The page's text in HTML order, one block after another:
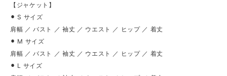
【ジャケット】
⚫︎ S サイズ
肩幅 ／ バスト ／ 袖丈 ／ ウエスト ／ ヒップ ／ 着丈
⚫︎ M サイズ
肩幅 ／ バスト ／ 袖丈 ／ ウエスト ／ ヒップ ／ 着丈
⚫︎ L サイズ